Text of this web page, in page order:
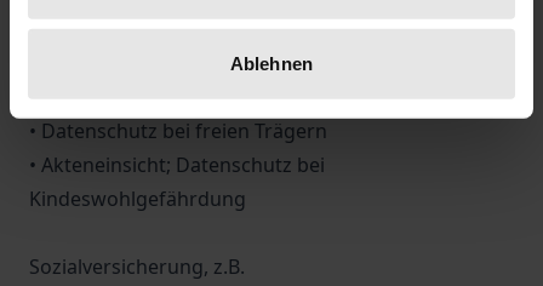
Ablehnen
Kinder- und Jugendhilfe, z.B.
• Datenerhebung und -übermittlung,
Schweigepflicht und Offenbarungsbefugnisse
• Datenschutz bei freien Trägern
• Akteneinsicht; Datenschutz bei
Kindeswohlgefährdung
Sozialversicherung, z.B.